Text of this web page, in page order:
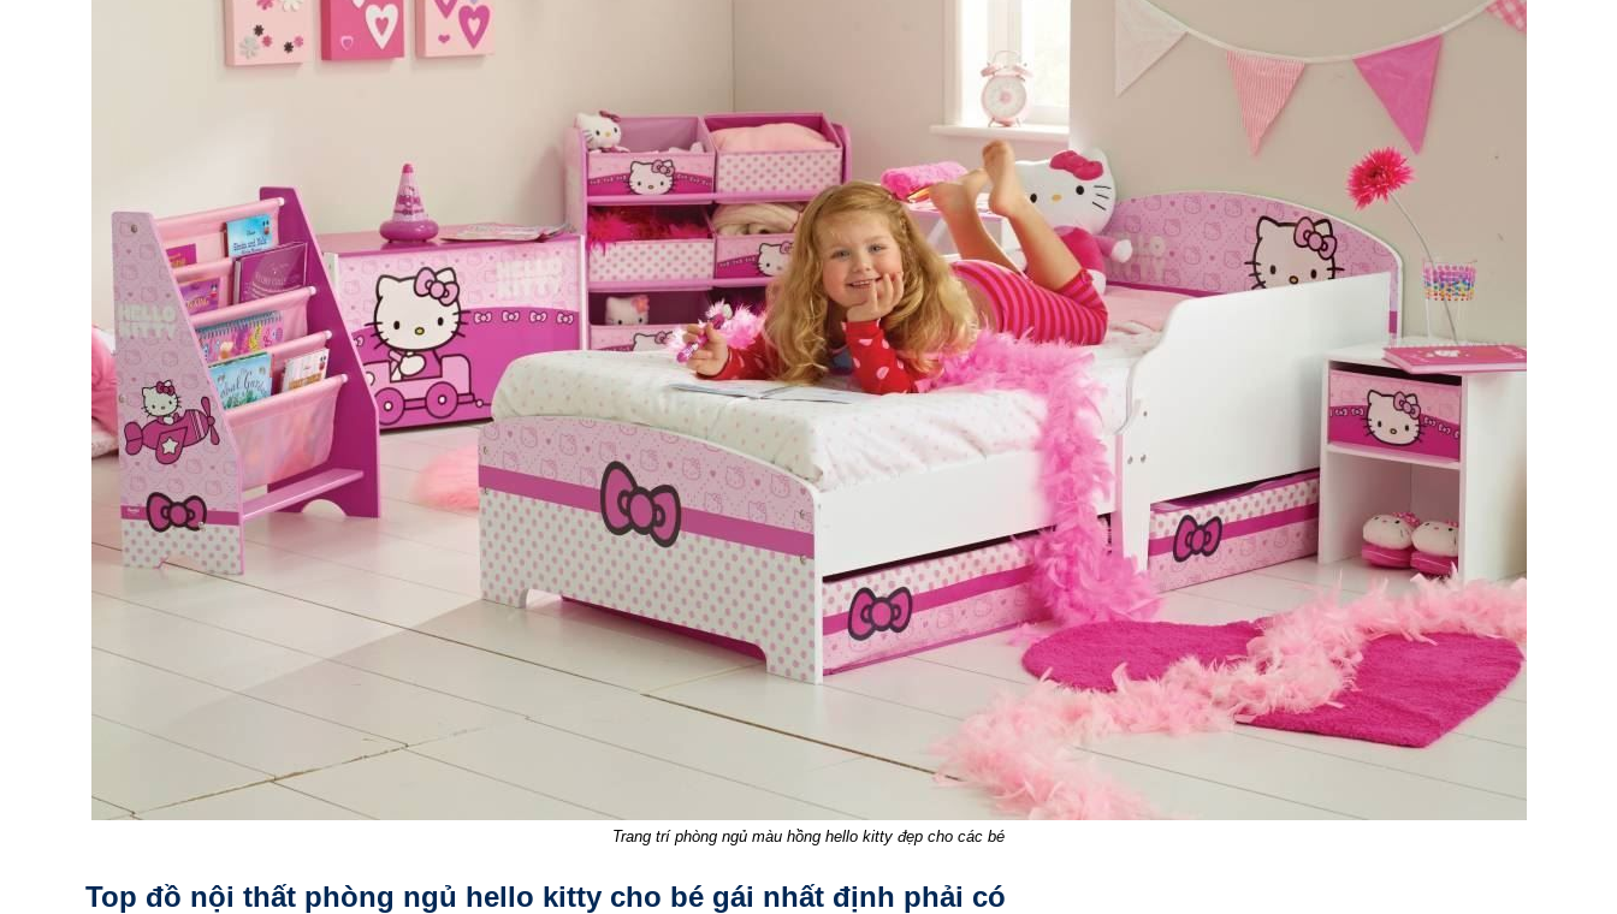
Trang trí phòng ngủ màu hồng hello kitty đẹp cho các bé
Top đồ nội thất phòng ngủ hello kitty cho bé gái nhất định phải có